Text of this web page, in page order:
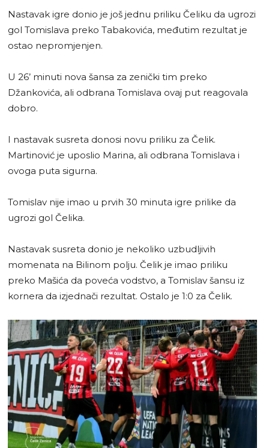
Nastavak igre donio je još jednu priliku Čeliku da ugrozi
gol Tomislava preko Tabakovića, međutim rezultat je
ostao nepromjenjen.
U 26’ minuti nova šansa za zenički tim preko
Džankovića, ali odbrana Tomislava ovaj put reagovala
dobro.
I nastavak susreta donosi novu priliku za Čelik.
Martinović je uposlio Marina, ali odbrana Tomislava i
ovoga puta sigurna.
Tomislav nije imao u prvih 30 minuta igre prilike da
ugrozi gol Čelika.
Nastavak susreta donio je nekoliko uzbudljivih
momenata na Bilinom polju. Čelik je imao priliku
preko Mašića da poveća vodstvo, a Tomislav šansu iz
kornera da izjednači rezultat. Ostalo je 1:0 za Čelik.